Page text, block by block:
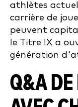
athlètes
carrière de
peuvent
le Titre IX a
génération
Q&A DE